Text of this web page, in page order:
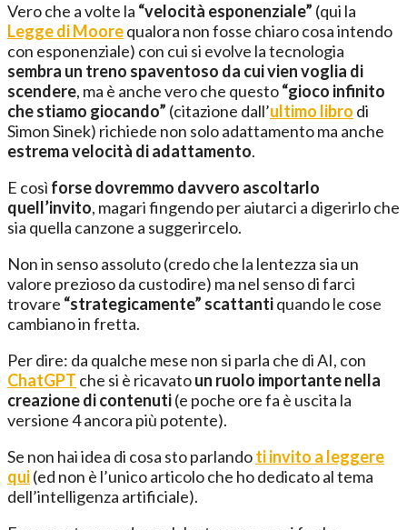
Vero che a volte la “velocità esponenziale” (qui la
Legge di Moorequalora non fosse chiaro cosa intendo
con esponenziale) con cui si evolve la tecnologia
sembra un treno spaventoso da cui vien voglia di
scendere, ma è anche vero che questo“gioco infinito
che stiamo giocando” (citazione dall’ultimo libro di
Simon Sinek) richiede non solo adattamento ma anche
estrema velocità di adattamento.
E così forse dovremmo davvero ascoltarlo
quell’invito, magari fingendo per aiutarci a digerirlo che
sia quella canzone a suggerircelo.
Non in senso assoluto (credo che la lentezza sia un
valore prezioso da custodire) ma nel senso di farci
trovare “strategicamente” scattantiquando le cose
cambiano in fretta.
Per dire: da qualche mese non si parla che di AI, con
ChatGPT che si è ricavatoun ruolo importante nella
creazione di contenuti(e poche ore fa è uscita la
versione 4 ancora più potente).
Se non hai idea di cosa sto parlandoti invito a leggere
qui(ed non è l’unico articolo che ho dedicato al tema
dell’intelligenza artificiale).